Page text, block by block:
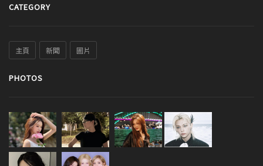
CATEGORY
主頁 新聞 圖片
PHOTOS